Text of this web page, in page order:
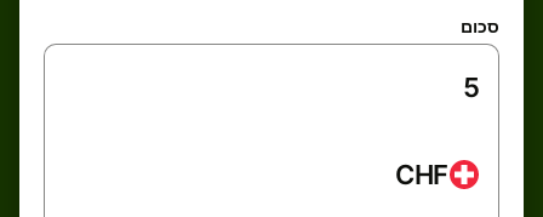
סכום
CHF